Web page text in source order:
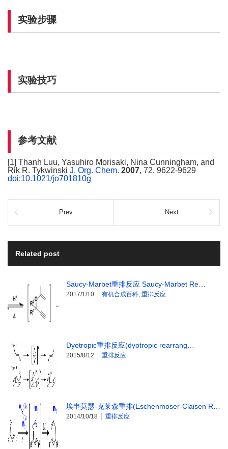
实验步骤
实验技巧
参考文献
[1] Thanh Luu, Yasuhiro Morisaki, Nina Cunningham, and
Rik R. Tykwinski J. Org. Chem. 2007, 72, 9622-9629
doi:10.1021/jo701810g
Prev Next
Related post
Saucy-Marbet重排反应 Saucy-Marbet Re…
2017/1/10 有机合成百科 重排反应
Dyotropic重排反应(dyotropic rearrang…
2015/8/12 重排反应
埃申莫瑟-克莱森重排(Eschenmoser-Claisen R…
2014/10/18 重排反应